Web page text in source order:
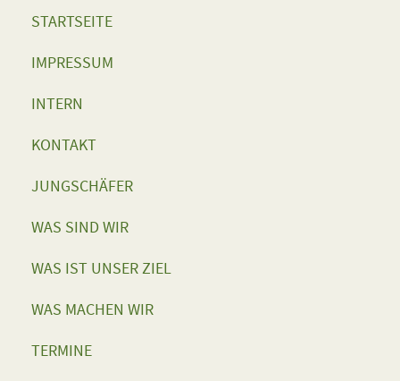
STARTSEITE
IMPRESSUM
INTERN
KONTAKT
JUNGSCHÄFER
WAS SIND WIR
WAS IST UNSER ZIEL
WAS MACHEN WIR
TERMINE